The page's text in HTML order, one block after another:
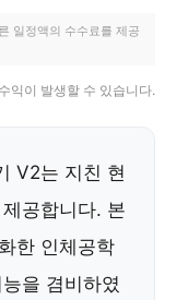
일정액의 수수료를 제공
익이 발생할 수 있습니다.
V2는 지친 현
공합니다. 본
한 인체공학
을 겸비하였